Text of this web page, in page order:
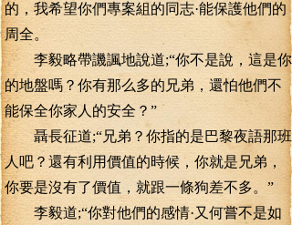
的，我希望你們專案組的同志·能保護他們的
周全。
李毅略帶譏諷地說道;“你不是說，這是你
的地盤嗎？你有那么多的兄弟，還怕他們不
能保全你家人的安全？”
聶長征道;“兄弟？你指的是巴黎夜語那班
人吧？還有利用價值的時候，你就是兄弟，
你要是沒有了價值，就跟一條狗差不多。”
李毅道;“你對他們的感情·又何嘗不是如